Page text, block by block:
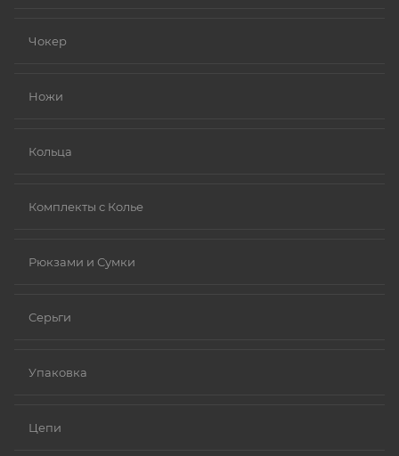
Чокер
Ножи
Кольца
Комплекты с Колье
Рюкзами и Сумки
Серьги
Упаковка
Цепи